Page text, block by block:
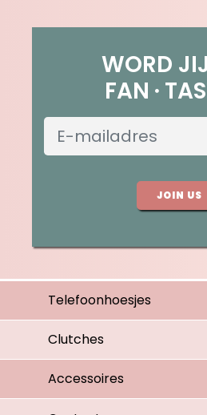
WORD
FAN
JOIN US
Telefoonhoesjes
Clutches
Accessoires